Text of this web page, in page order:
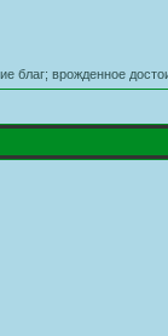
благ; врожденное